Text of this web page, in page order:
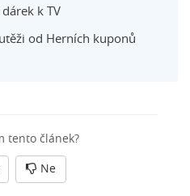
k TV
od Herních kuponů
tento článek?
Ne